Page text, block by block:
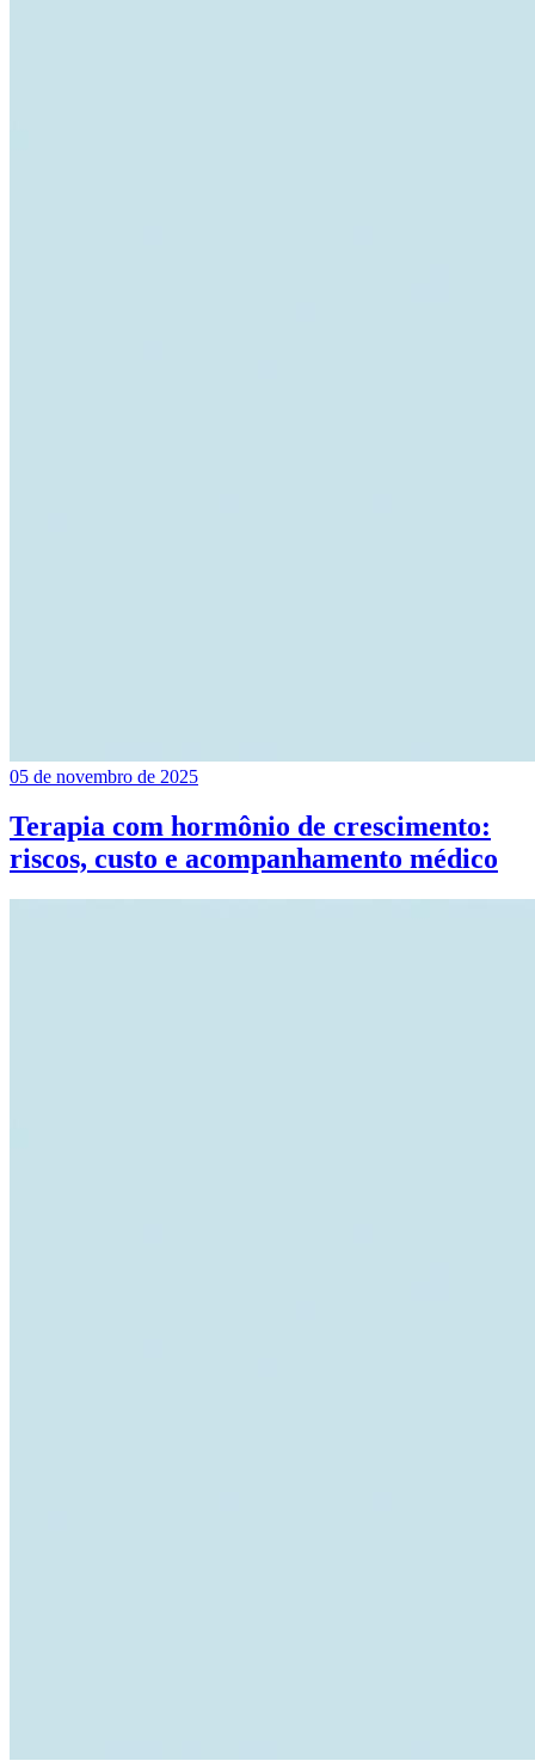
05 de novembro de 2025
Terapia com hormônio de crescimento:
riscos, custo e acompanhamento médico